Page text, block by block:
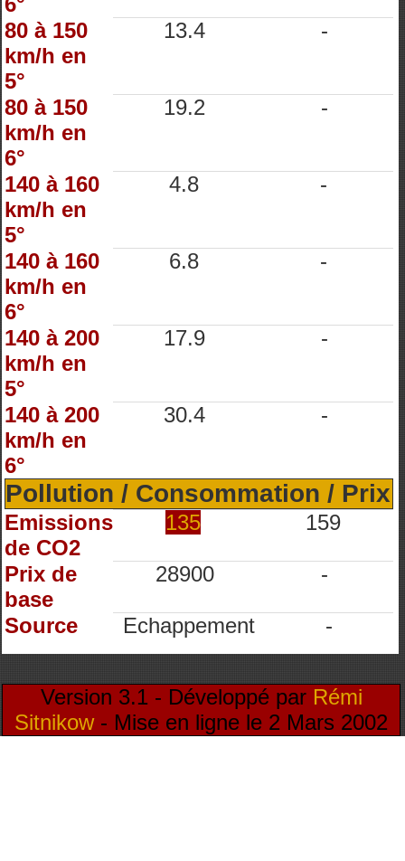
80 à 150
km/h en
5°
13.4 -
80 à 150
km/h en
6°
19.2 -
140 à 160
km/h en
5°
4.8 -
140 à 160
km/h en
6°
6.8 -
140 à 200
km/h en
5°
17.9 -
140 à 200
km/h en
6°
30.4 -
Pollution / Consommation / Prix
Emissions
de CO2
135 159
Prix de
base
28900 -
Source Echappement -
Version 3.1 - Développé par Rémi
Sitnikow- Mise en ligne le 2 Mars 2002